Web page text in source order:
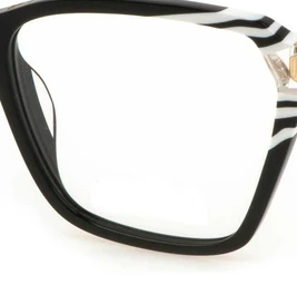
Virtual